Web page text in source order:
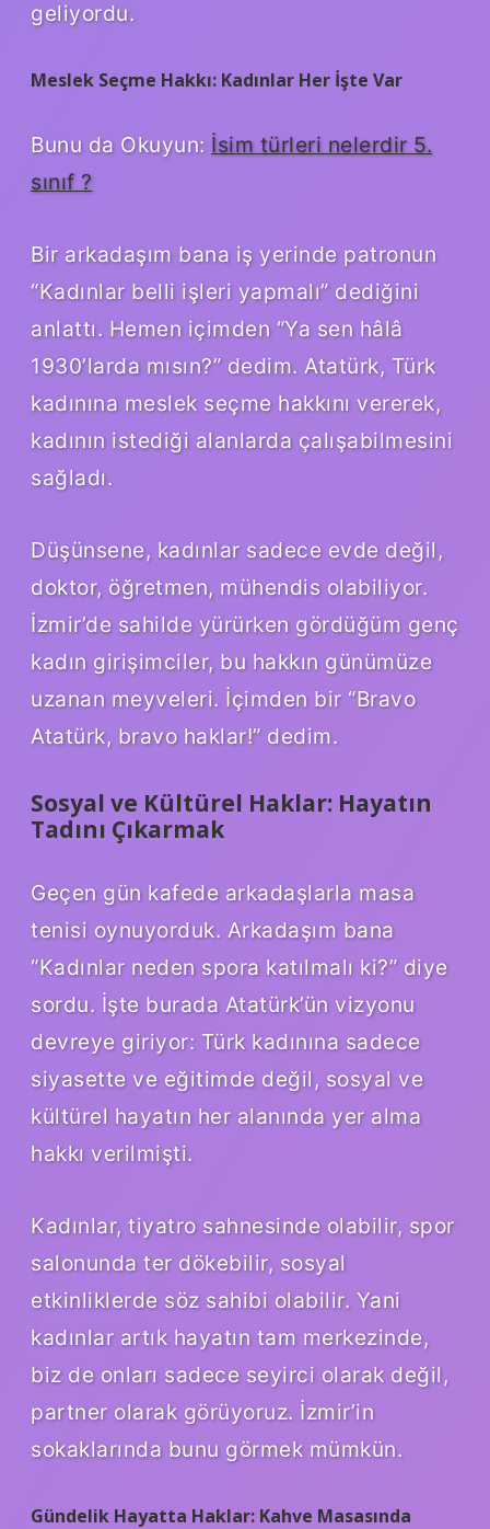
geliyordu.
Meslek Seçme Hakkı: Kadınlar Her İşte Var
Bunu da Okuyun: İsim türleri nelerdir 5.
sınıf ?
Bir arkadaşım bana iş yerinde patronun
“Kadınlar belli işleri yapmalı” dediğini
anlattı. Hemen içimden “Ya sen hâlâ
1930’larda mısın?” dedim. Atatürk, Türk
kadınına meslek seçme hakkını vererek,
kadının istediği alanlarda çalışabilmesini
sağladı.
Düşünsene, kadınlar sadece evde değil,
doktor, öğretmen, mühendis olabiliyor.
İzmir’de sahilde yürürken gördüğüm genç
kadın girişimciler, bu hakkın günümüze
uzanan meyveleri. İçimden bir “Bravo
Atatürk, bravo haklar!” dedim.
Sosyal ve Kültürel Haklar: Hayatın
Tadını Çıkarmak
Geçen gün kafede arkadaşlarla masa
tenisi oynuyorduk. Arkadaşım bana
“Kadınlar neden spora katılmalı ki?” diye
sordu. İşte burada Atatürk’ün vizyonu
devreye giriyor: Türk kadınına sadece
siyasette ve eğitimde değil, sosyal ve
kültürel hayatın her alanında yer alma
hakkı verilmişti.
Kadınlar, tiyatro sahnesinde olabilir, spor
salonunda ter dökebilir, sosyal
etkinliklerde söz sahibi olabilir. Yani
kadınlar artık hayatın tam merkezinde,
biz de onları sadece seyirci olarak değil,
partner olarak görüyoruz. İzmir’in
sokaklarında bunu görmek mümkün.
Gündelik Hayatta Haklar: Kahve Masasında